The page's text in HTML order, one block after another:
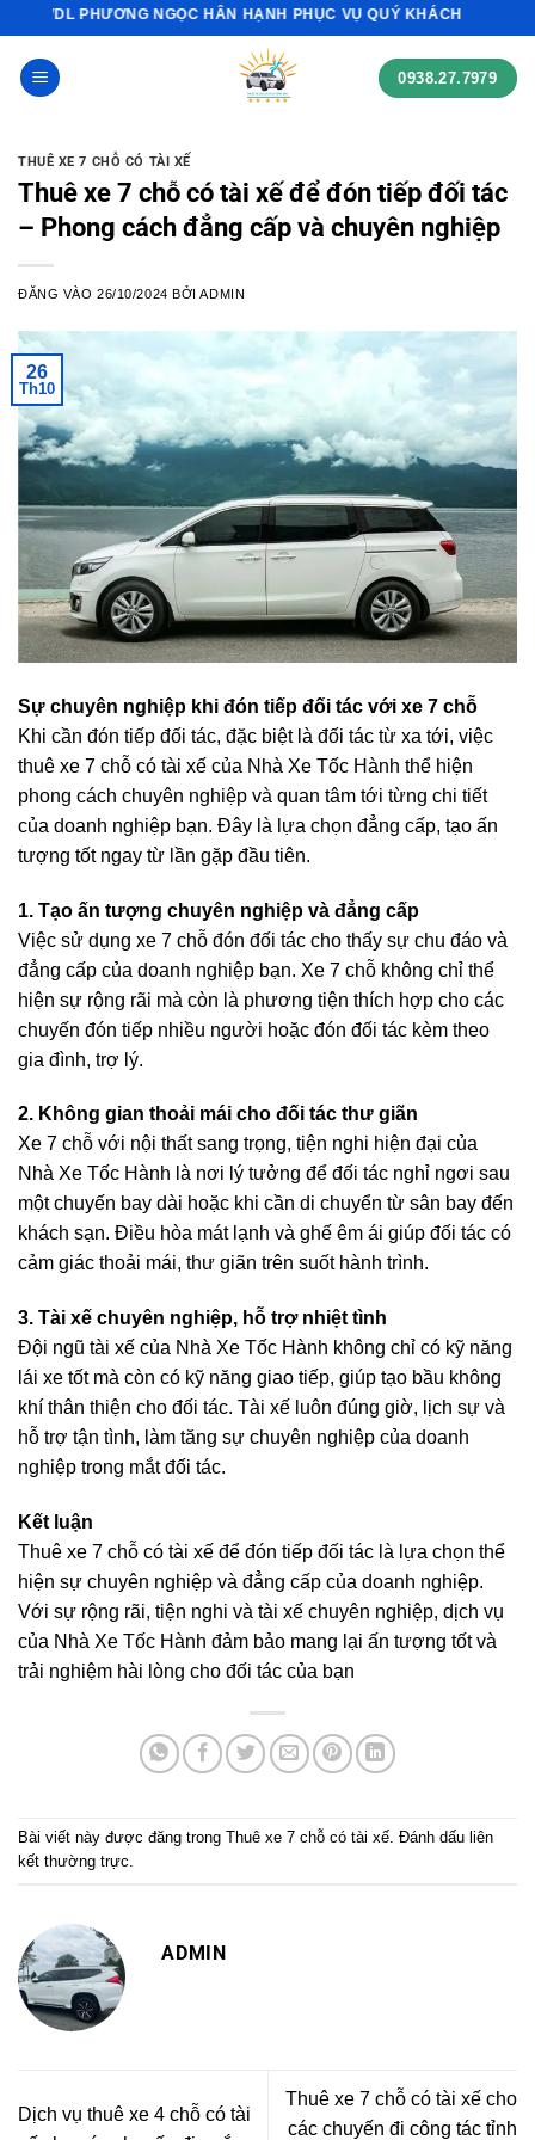
nội
dung
DVDL PHƯƠNG NGỌC HÂN HẠNH PHỤC VỤ QUÝ KHÁCH
0938.27.7979
THUÊ XE 7 CHỖ CÓ TÀI XẾ
Thuê xe 7 chỗ có tài xế để đón tiếp đối tác
– Phong cách đẳng cấp và chuyên nghiệp
ĐĂNG VÀO26/10/2024 BỞIADMIN
26
Th10
Sự chuyên nghiệp khi đón tiếp đối tác với xe 7 chỗ
Khi cần đón tiếp đối tác, đặc biệt là đối tác từ xa tới, việc
thuê xe 7 chỗ có tài xế của Nhà Xe Tốc Hành thể hiện
phong cách chuyên nghiệp và quan tâm tới từng chi tiết
của doanh nghiệp bạn. Đây là lựa chọn đẳng cấp, tạo ấn
tượng tốt ngay từ lần gặp đầu tiên.
1. Tạo ấn tượng chuyên nghiệp và đẳng cấp
Việc sử dụng xe 7 chỗ đón đối tác cho thấy sự chu đáo và
đẳng cấp của doanh nghiệp bạn. Xe 7 chỗ không chỉ thể
hiện sự rộng rãi mà còn là phương tiện thích hợp cho các
chuyến đón tiếp nhiều người hoặc đón đối tác kèm theo
gia đình, trợ lý.
2. Không gian thoải mái cho đối tác thư giãn
Xe 7 chỗ với nội thất sang trọng, tiện nghi hiện đại của
Nhà Xe Tốc Hành là nơi lý tưởng để đối tác nghỉ ngơi sau
một chuyến bay dài hoặc khi cần di chuyển từ sân bay đến
khách sạn. Điều hòa mát lạnh và ghế êm ái giúp đối tác có
cảm giác thoải mái, thư giãn trên suốt hành trình.
3. Tài xế chuyên nghiệp, hỗ trợ nhiệt tình
Đội ngũ tài xế của Nhà Xe Tốc Hành không chỉ có kỹ năng
lái xe tốt mà còn có kỹ năng giao tiếp, giúp tạo bầu không
khí thân thiện cho đối tác. Tài xế luôn đúng giờ, lịch sự và
hỗ trợ tận tình, làm tăng sự chuyên nghiệp của doanh
nghiệp trong mắt đối tác.
Kết luận
Thuê xe 7 chỗ có tài xế để đón tiếp đối tác là lựa chọn thể
hiện sự chuyên nghiệp và đẳng cấp của doanh nghiệp.
Với sự rộng rãi, tiện nghi và tài xế chuyên nghiệp, dịch vụ
của Nhà Xe Tốc Hành đảm bảo mang lại ấn tượng tốt và
trải nghiệm hài lòng cho đối tác của bạn
Bài viết này được đăng trong Thuê xe 7 chỗ có tài xế. Đánh dấu liên
kết thường trực.
ADMIN
Dịch vụ thuê xe 4 chỗ có tài
Thuê xe 7 chỗ có tài xế cho
các chuyến đi công tác tỉnh